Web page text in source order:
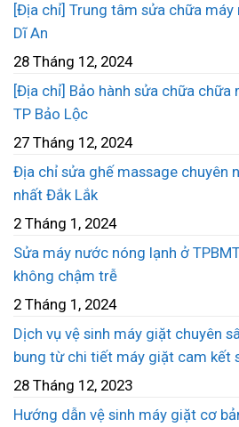
[Địa chỉ] Trung tâm sửa chữa
Dĩ An
28 Tháng 12, 2024
[Địa chỉ] Bảo hành sửa chữa chữa
TP Bảo Lộc
27 Tháng 12, 2024
Địa chỉ sửa ghế massage chuyên
nhất Đắk Lắk
2 Tháng 1, 2024
Sửa máy nước nóng lạnh ở
không chậm trễ
2 Tháng 1, 2024
Dịch vụ vệ sinh máy giặt chuyên
bung từ chi tiết máy giặt cam kết
28 Tháng 12, 2023
Hướng dẫn vệ sinh máy giặt cơ